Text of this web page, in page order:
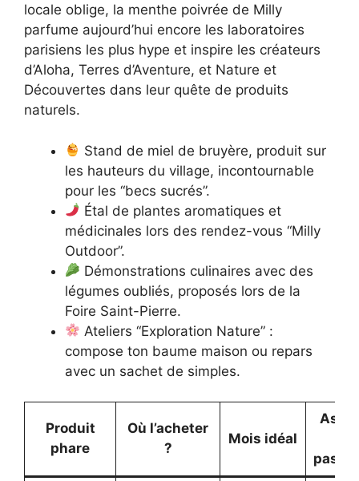
locale oblige, la menthe poivrée de Milly
parfume aujourd’hui encore les laboratoires
parisiens les plus hype et inspire les créateurs
d’Aloha, Terres d’Aventure, et Nature et
Découvertes dans leur quête de produits
naturels.
Stand de miel de bruyère, produit sur
les hauteurs du village, incontournable
pour les “becs sucrés”.
Étal de plantes aromatiques et
médicinales lors des rendez-vous “Milly
Outdoor”.
Démonstrations culinaires avec des
légumes oubliés, proposés lors de la
Foire Saint-Pierre.
Ateliers “Exploration Nature” :
compose ton baume maison ou repars
avec un sachet de simples.
Produit
phare
Où l’acheter
?
Mois idéal